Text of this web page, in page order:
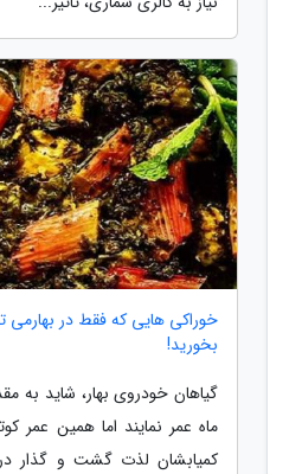
خوراکی هایی که فقط در بهارمی
بخورید!
گیاهان خودروی بهار، شاید به
ماه عمر نمایند اما همین عمر
کمیابشان لذت گشت و گذار در